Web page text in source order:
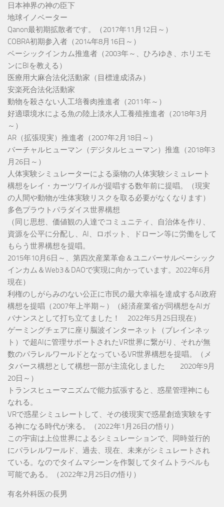
日本神界の神の臣下
地球イノベーター
Qanon最初期拡散者です。（2017年11月12日～）
COBRA初期参入者（2014年8月16日～）
ベーシックインカム推進者（2003年～、ひろゆき、ホリエモ
ンにBIを教える）
医療用大麻合法化活動家（目標達成済み）
安楽死合法化活動家
動物を殺さない人工培養肉推進者（2011年～）
好適環境水による魚の陸上淡水人工養殖推進者（2018年3月
～）
AR（拡張現実）推進者（2007年2月18日～）
バーチャルヒューマン（デジタルヒューマン）推進（2018年3
月26日～）
人体実験シミュレーターによる薬物の人体実験シミュレート
構想をレイ・カーツワイルが提唱する数年前に提唱。（現実
の人間や動物が生体実験リスクを取る必要がなくなります）
多色プラウトパラダイス世界構想
（同じ思想、価値観の人達でコミュニティ、自治体を作り、
資源を公平に分配し、AI、ロボット、ドローン等に労働をして
もらう世界構想を提唱。
2015年10月6日～、第四次産業革命＆ユニバーサルベーシック
インカム＆Web3＆DAOで実現に向かっています。2022年6月
現在）
利権のしがらみのない公正に市民の最大幸福を達成するAI政府
構想を提唱（2007年上半期～）（経済産業省が同構想をAIガ
バナンスとして打ち立てました！ 2022年5月25日現在）
ゲーミングチェアに座り脳波インターネット（ブレインネッ
ト）で超AIに管理サポートされたVR世界に繋がり、それが無
数のパラレルワールドとなっているVR世界構想を提唱。（メ
タバース構想として構想一部が主流化しました 2020年9月
20日～）
トランスヒューマニズムで能力拡張すると、惑星管理神にも
なれる。
VRで惑星シミュレートして、その後現実で惑星創造実験をす
る神になる時代が来る。（2022年1月26日の悟り）
この宇宙は上位世界によるシミュレーションで、同時並行的
にパラレルワールド、過去、現在、未来がシミュレートされ
ている。なのでタイムマシーンを作製してタイムトラベルも
可能である。（2022年2月25日の悟り）
有名外科医の長男